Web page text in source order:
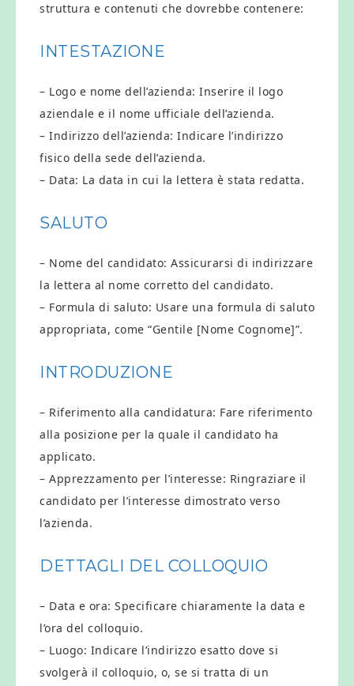
struttura e contenuti che dovrebbe contenere:
INTESTAZIONE
– Logo e nome dell’azienda: Inserire il logo
aziendale e il nome ufficiale dell’azienda.
– Indirizzo dell’azienda: Indicare l’indirizzo
fisico della sede dell’azienda.
– Data: La data in cui la lettera è stata redatta.
SALUTO
– Nome del candidato: Assicurarsi di indirizzare
la lettera al nome corretto del candidato.
– Formula di saluto: Usare una formula di saluto
appropriata, come “Gentile [Nome Cognome]”.
INTRODUZIONE
– Riferimento alla candidatura: Fare riferimento
alla posizione per la quale il candidato ha
applicato.
– Apprezzamento per l’interesse: Ringraziare il
candidato per l’interesse dimostrato verso
l’azienda.
DETTAGLI DEL COLLOQUIO
– Data e ora: Specificare chiaramente la data e
l’ora del colloquio.
– Luogo: Indicare l’indirizzo esatto dove si
svolgerà il colloquio, o, se si tratta di un